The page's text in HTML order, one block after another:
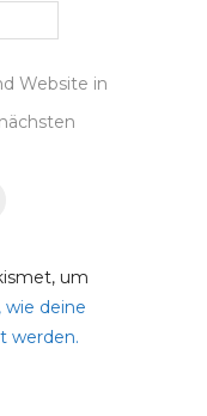
Website in
um
wie deine
werden.